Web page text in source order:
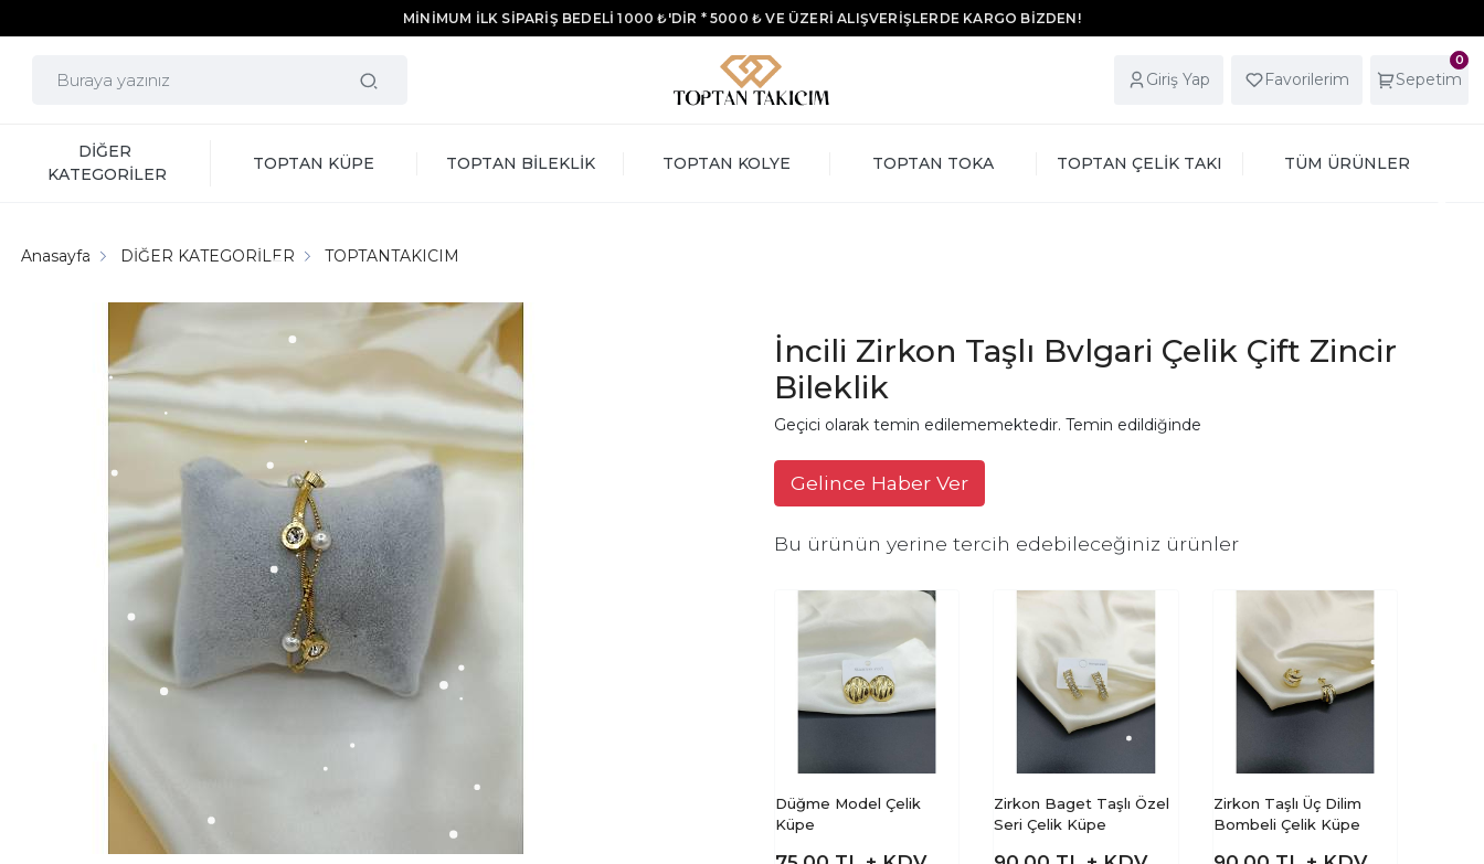
MİNİMUM İLK SİPARİŞ BEDELİ 1000 ₺'DİR * 5000 ₺ VE ÜZERİ ALIŞVERİŞLERDE KARGO BİZDEN!
Giriş Yap Favorilerim
0
Sepetim
DİĞER
KATEGORİLER
TOPTAN KÜPE TOPTAN BİLEKLİK TOPTAN KOLYE TOPTAN TOKA TOPTAN ÇELİK TAKI TÜM ÜRÜNLER
Anasayfa DİĞER KATEGORİLER TOPTANTAKICIM
İncili Zirkon Taşlı Bvlgari Çelik Çift Zincir
Bileklik
Geçici olarak temin edilememektedir. Temin edildiğinde
Gelince Haber Ver
Bu ürünün yerine tercih edebileceğiniz ürünler
Düğme Model Çelik
Küpe
Zirkon Baget Taşlı Özel
Seri Çelik Küpe
Zirkon Taşlı Üç Dilim
Bombeli Çelik Küpe